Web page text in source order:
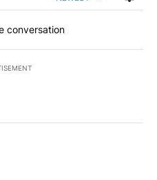
conversation
commented articles in the last
with 7 comments.